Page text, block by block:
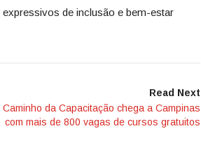
de inclusão e bem-estar
Read Next
Caminho da Capacitação chega a Campinas
com mais de 800 vagas de cursos gratuitos